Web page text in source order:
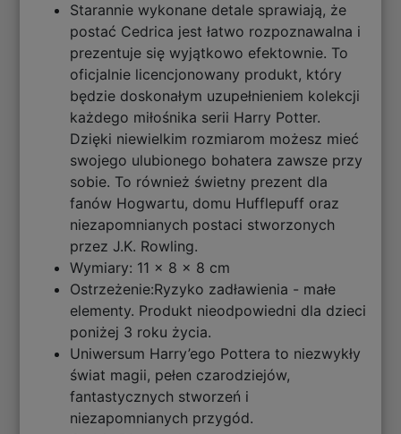
Starannie wykonane detale sprawiają, że
postać Cedrica jest łatwo rozpoznawalna i
prezentuje się wyjątkowo efektownie. To
oficjalnie licencjonowany produkt, który
będzie doskonałym uzupełnieniem kolekcji
każdego miłośnika serii Harry Potter.
Dzięki niewielkim rozmiarom możesz mieć
swojego ulubionego bohatera zawsze przy
sobie. To również świetny prezent dla
fanów Hogwartu, domu Hufflepuff oraz
niezapomnianych postaci stworzonych
przez J.K. Rowling.
Wymiary: 11 x 8 x 8 cm
Ostrzeżenie:Ryzyko zadławienia - małe
elementy. Produkt nieodpowiedni dla dzieci
poniżej 3 roku życia.
Uniwersum Harry’ego Pottera to niezwykły
świat magii, pełen czarodziejów,
fantastycznych stworzeń i
niezapomnianych przygód.